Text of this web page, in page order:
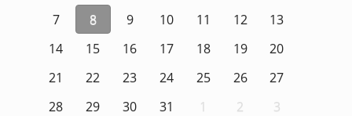
7
8 9 10 11 12
13
14
15 16 17 18 19
20
21
22 23 24 25 26
27
28
29 30 31 1 2 3